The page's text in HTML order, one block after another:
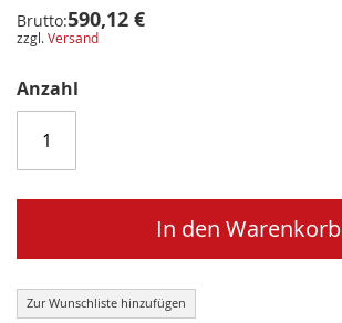
Brutto:590,12 €
zzgl.Versand
Anzahl
In den Warenkorb
Zur Wunschliste hinzufügen